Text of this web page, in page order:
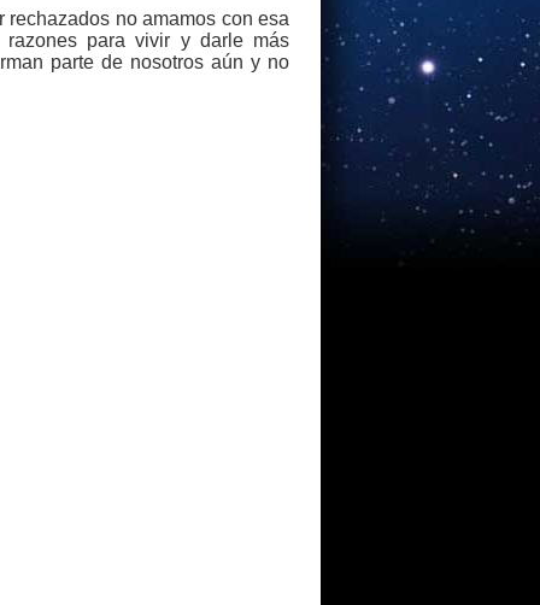
no amamos con esa
para vivir y darle más
parte de nosotros aún y no